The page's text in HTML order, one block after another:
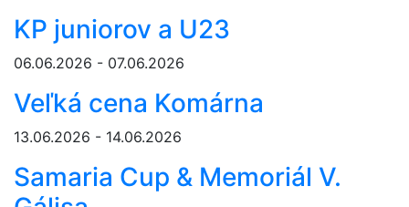
KP juniorov a U23
06.06.2026 - 07.06.2026
Veľká cena Komárna
13.06.2026 - 14.06.2026
Samaria Cup & Memoriál V.